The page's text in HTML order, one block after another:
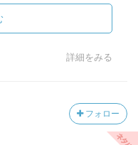
波に「乗って」いたの
大人、日本人以外の世
った彼の世界は立ちあ
恵まれたし（個人的に
手く行きすぎ感もある
詳細をみる
フォロー